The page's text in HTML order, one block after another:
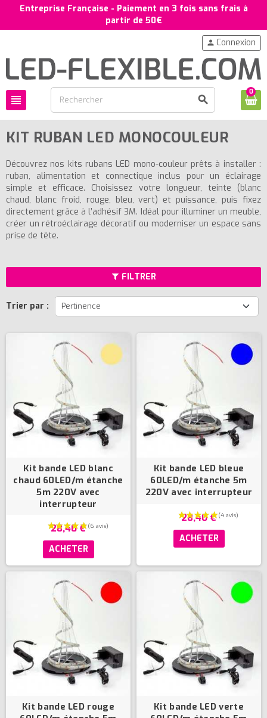
Entreprise Française - Paiement en 3 fois sans frais à
partir de 50€
view_headline search
person Connexion
0
KIT RUBAN LED MONOCOULEUR
Découvrez nos kits rubans LED mono-couleur prêts à installer :
ruban, alimentation et connectique inclus pour un éclairage
simple et efficace. Choisissez votre longueur, teinte (blanc
chaud, blanc froid, rouge, bleu, vert) et puissance, puis fixez
directement grâce à l’adhésif 3M. Idéal pour illuminer un meuble,
créer un rétroéclairage décoratif ou moderniser un espace sans
prise de tête.
Trier par : Pertinence
FILTRER
Kit bande LED blanc
chaud 60LED/m étanche
5m 220V avec
interrupteur
28,40 €
ACHETER
Kit bande LED bleue
60LED/m étanche 5m
220V avec interrupteur
28,40 €
ACHETER
Kit bande LED rouge
Kit bande LED verte